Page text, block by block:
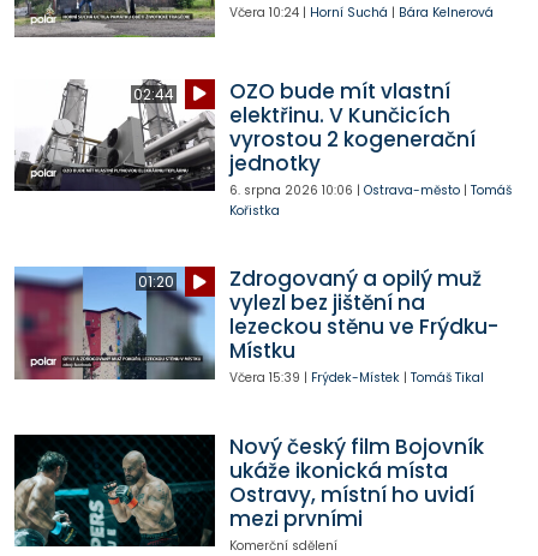
Včera 10:24| Horní Suchá | Bára Kelnerová
02:44
OZO bude mít vlastní
elektřinu. V Kunčicích
vyrostou 2 kogenerační
jednotky
6. srpna 2026 10:06 | Ostrava-město| Tomáš
Kořistka
01:20
Zdrogovaný a opilý muž
vylezl bez jištění na
lezeckou stěnu ve Frýdku-
Místku
Včera 15:39 | Frýdek-Místek| Tomáš Tikal
Nový český film Bojovník
ukáže ikonická místa
Ostravy, místní ho uvidí
mezi prvními
Komerční sdělení